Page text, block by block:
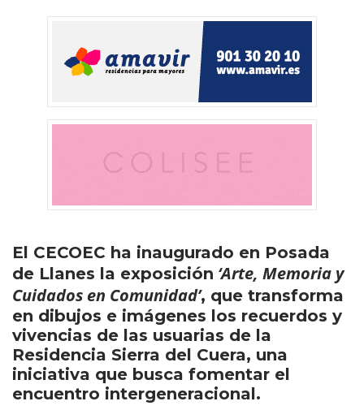
El CECOEC ha inaugurado en Posada
de Llanes la exposición ‘Arte, Memoria y
Cuidados en Comunidad’, que transforma
en dibujos e imágenes los recuerdos y
vivencias de las usuarias de la
Residencia Sierra del Cuera, una
iniciativa que busca fomentar el
encuentro intergeneracional.